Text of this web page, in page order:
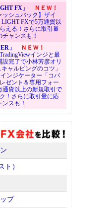
FX」
ＮＥＷ！
ッシュバック】ザイ
FXで5万通貨以
える！さらに取引量
ャンスも！
」
ＮＥＷ！
インジと最
設完了で小林芳彦オリ
ャルピングのコツ」
ンジケーター「コバ
ゼント＆専用フォー
通貨以上の新規取引で
！さらに取引量に応
スも！
ト）
プ